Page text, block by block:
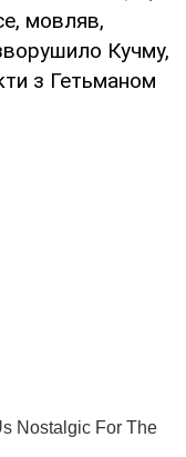
мовляв,
Кучму,
з Гетьманом